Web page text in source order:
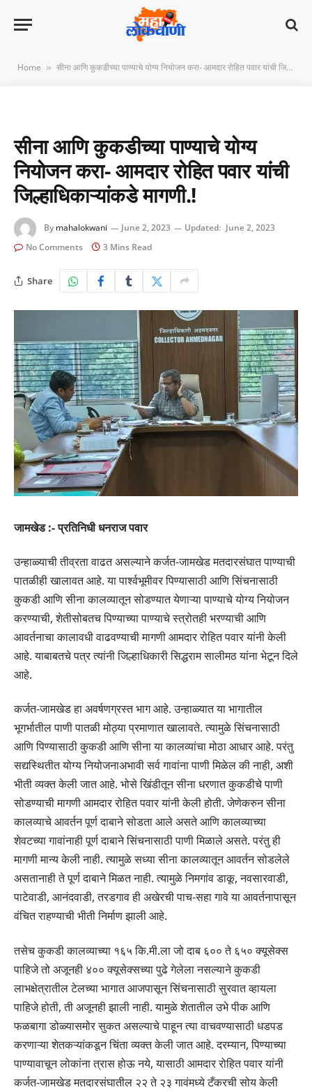
Home » सीना आणि कुकडीच्या पाण्याचे योग्य नियोजन करा- आमदार रोहित पवार यांची जिल्हाधिकाऱ्यांकडे मागणी.!
सीना आणि कुकडीच्या पाण्याचे योग्य
नियोजन करा- आमदार रोहित पवार यांची
जिल्हाधिकाऱ्यांकडे मागणी.!
By mahalokwani June 2, 2023 Updated: June 2, 2023
No Comments
3 Mins Read
Share
जामखेड :- प्रतिनिधी धनराज पवार
उन्हाळ्याची तीव्रता वाढत असल्याने कर्जत-जामखेड मतदारसंघात पाण्याची
पातळीही खालावत आहे. या पार्श्वभूमीवर पिण्यासाठी आणि सिंचनासाठी
कुकडी आणि सीना कालव्यातून सोडण्यात येणाऱ्या पाण्याचे योग्य नियोजन
करण्याची, शेतीसोबतच पिण्याच्या पाण्याचे स्त्रोतही भरण्याची आणि
आवर्तनाचा कालावधी वाढवण्याची मागणी आमदार रोहित पवार यांनी केली
आहे. याबाबतचे पत्र त्यांनी जिल्हाधिकारी सिद्धराम सालीमठ यांना भेटून दिले
आहे.
कर्जत-जामखेड हा अवर्षणग्रस्त भाग आहे. उन्हाळ्यात या भागातील
भूगर्भातील पाणी पातळी मोठ्या प्रमाणात खालावते. त्यामुळे सिंचनासाठी
आणि पिण्यासाठी कुकडी आणि सीना या कालव्यांचा मोठा आधार आहे. परंतु
सद्यस्थितीत योग्य नियोजनाअभावी सर्व गावांना पाणी मिळेल की नाही, अशी
भीती व्यक्त केली जात आहे. भोसे खिंडीतून सीना धरणात कुकडीचे पाणी
सोडण्याची मागणी आमदार रोहित पवार यांनी केली होती. जेणेकरुन सीना
कालव्याचे आवर्तन पूर्ण दाबाने सोडता आले असते आणि कालव्याच्या
शेवटच्या गावांनाही पूर्ण दाबाने सिंचनासाठी पाणी मिळाले असते. परंतु ही
मागणी मान्य केली नाही. त्यामुळे सध्या सीना कालव्यातून आवर्तन सोडलेले
असतानाही ते पूर्ण दाबाने मिळत नाही. त्यामुळे निमगांव डाकू, नवसारवाडी,
पाटेवाडी, आनंदवाडी, तरडगाव ही अखेरची पाच-सहा गावे या आवर्तनापासून
वंचित राहण्याची भीती निर्माण झाली आहे.
तसेच कुकडी कालव्याच्या १६५ कि.मी.ला जो दाब ६०० ते ६५० क्यूसेक्स
पाहिजे तो अजूनही ४०० क्यूसेक्सच्या पुढे गेलेला नसल्याने कुकडी
लाभक्षेत्रातील टेलच्या भागात आजपासून सिंचनासाठी सुरवात व्हायला
पाहिजे होती, ती अजूनही झाली नाही. यामुळे शेतातील उभे पीक आणि
फळबागा डोळ्यासमोर सुकत असल्याचे पाहून त्या वाचवण्यासाठी धडपड
करणाऱ्या शेतकऱ्यांकडून चिंता व्यक्त केली जात आहे. दरम्यान, पिण्याच्या
पाण्यावाचून लोकांना त्रास होऊ नये, यासाठी आमदार रोहित पवार यांनी
कर्जत-जामखेड मतदारसंघातील २२ ते २३ गावंमध्ये टँकरची सोय केली